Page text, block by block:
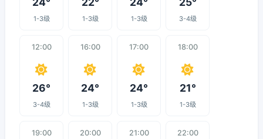
1-3级 1-3级 1-3级 3-4级
12:00
26°
3-4级
16:00
24°
1-3级
17:00
24°
1-3级
18:00
21°
1-3级
19:00 20:00 21:00 22:00